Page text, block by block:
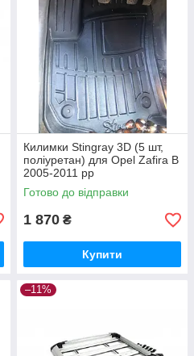
Килимки Stingray 3D (5 шт,
поліуретан) для Opel Zafira B
2005-2011 рр
Готово до відправки
1 870 ₴
Купити
–11%